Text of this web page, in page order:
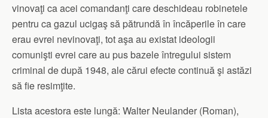
vinovaţi ca acei comandanţi care deschideau robinetele
pentru ca gazul ucigaş să pătrundă în încăperile în care
erau evrei nevinovaţi, tot aşa au existat ideologii
comunişti evrei care au pus bazele întregului sistem
criminal de după 1948, ale cărui efecte continuă şi astăzi
să fie resimţite.
Lista acestora este lungă: Walter Neulander (Roman),